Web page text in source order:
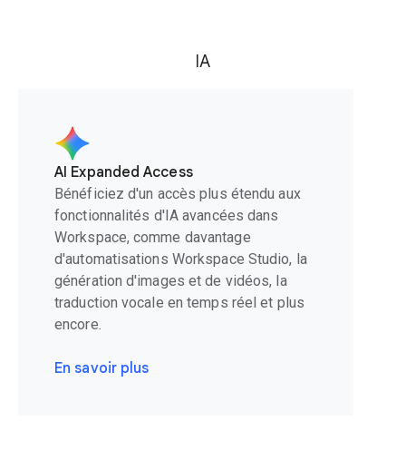
IA
AI Expanded Access
Bénéficiez d'un accès plus étendu aux
fonctionnalités d'IA avancées dans
Workspace, comme davantage
d'automatisations Workspace Studio, la
génération d'images et de vidéos, la
traduction vocale en temps réel et plus
encore.
En savoir plus